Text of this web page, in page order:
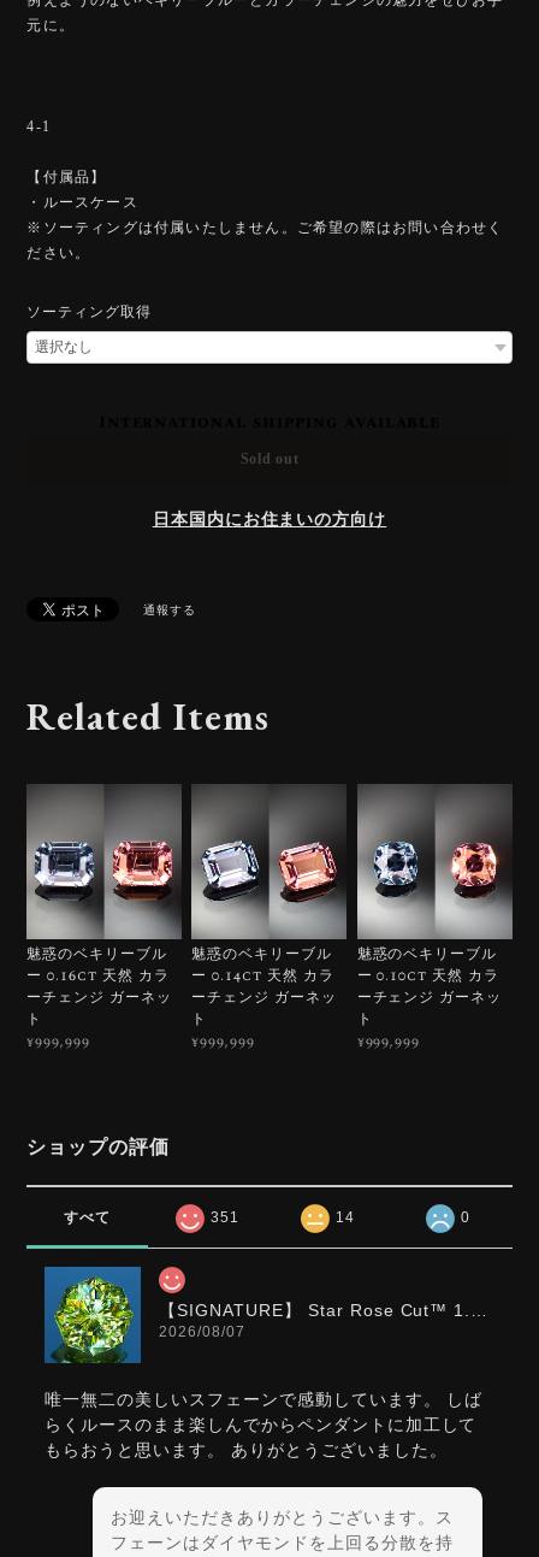
元に。
4-1
【付属品】
・ルースケース
※ソーティングは付属いたしません。ご希望の際はお問い合わせく
ださい。
ソーティング取得
Sold out
日本国内にお住まいの方向け
通報する
Related Items
魅惑のベキリーブル
ー 0.16ct 天然 カラ
ーチェンジ ガーネッ
ト
¥999,999
魅惑のベキリーブル
ー 0.14ct 天然 カラ
ーチェンジ ガーネッ
ト
¥999,999
魅惑のベキリーブル
ー 0.10ct 天然 カラ
ーチェンジ ガーネッ
ト
¥999,999
ショップの評価
すべて 351 14 0
2026/08/07
唯一無二の美しいスフェーンで感動しています。 しば
らくルースのまま楽しんでからペンダントに加工して
もらおうと思います。 ありがとうございました。
お迎えいただきありがとうございます。ス
フェーンはダイヤモンドを上回る分散を持